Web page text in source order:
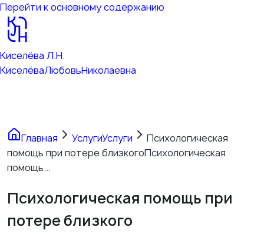
Перейти к основному содержанию
Киселёва Л.Н.
КиселёваЛюбовьНиколаевна
Главная УслугиУслуги
Психологическая
помощь при потере близкогоПсихологическая
помощь...
Психологическая помощь при
потере близкого